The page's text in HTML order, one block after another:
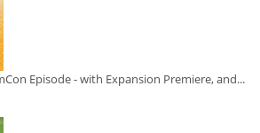
Episode - with Expansion Premiere, and...